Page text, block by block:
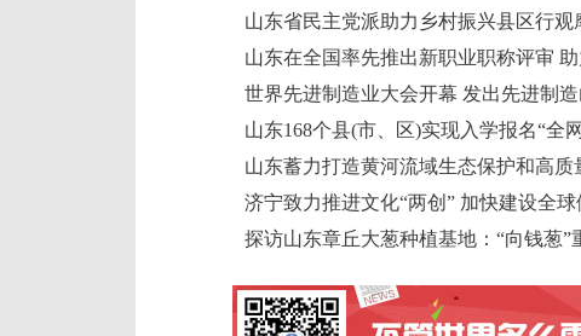
山东省民主党派助力乡村振兴县区行观
山东在全国率先推出新职业职称评审
世界先进制造业大会开幕 发出先进制
山东168个县(市、区)实现入学报名“全
山东蓄力打造黄河流域生态保护和高质
济宁致力推进文化“两创” 加快建设全
探访山东章丘大葱种植基地：“向钱葱”